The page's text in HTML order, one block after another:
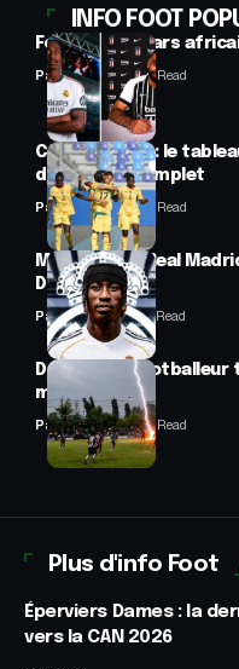
INFO FOOT
Football : 2 stars
Panafrofoot2 Min Read
CAN féminine : le
désormais complet
Panafrofoot2 Min Read
Mercato : Le Real
Diomandé
Panafrofoot1 Min Read
Drame : un footballeur
match
Panafrofoot2 Min Read
Plus d'info Foot
Éperviers Dames : la
vers la CAN 2026